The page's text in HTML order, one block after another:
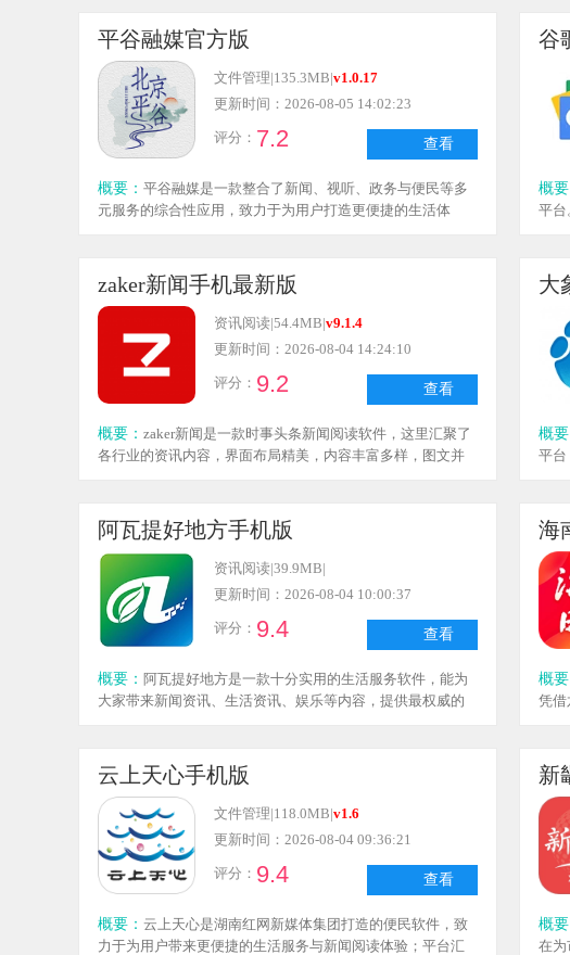
众日报体验一下吧。
于
平谷融媒官方版
查看
文件管理|135.3MB|v1.0.17
更新时间：2026-08-05 14:02:23
评分： 7.2
概要： 平谷融媒是一款整合了新闻、视听、政务与便民等多
元服务的综合性应用，致力于为用户打造更便捷的生活体
频等多种形式获取信息，直观清晰地了解感兴趣的内容，享
受贴心服务。此外，平台还提供了丰富的政务与生活服务功
能，让你足不出户就能完成事务查询与办理，轻松应对生活
琐事，提升生活幸福感。感兴趣的朋友，欢迎体验这款多媒
体新闻软件，开启更便捷的生活之旅！
谷
概要
平台
讯
zaker新闻手机最新版
查看
资讯阅读|54.4MB|v9.1.4
更新时间：2026-08-04 14:24:10
评分： 9.2
概要： zaker新闻是一款时事头条新闻阅读软件，这里汇聚了
各行业的资讯内容，界面布局精美，内容丰富多样，图文并
用哦。
大
概要
平台
字可
阿瓦提好地方手机版
查看
资讯阅读|39.9MB|
更新时间：2026-08-04 10:00:37
评分： 9.4
概要： 阿瓦提好地方是一款十分实用的生活服务软件，能为
大家带来新闻资讯、生活资讯、娱乐等内容，提供最权威的
海
概要
凭借
新闻
地的
云上天心手机版
查看
文件管理|118.0MB|v1.6
更新时间：2026-08-04 09:36:21
评分： 9.4
概要： 云上天心是湖南红网新媒体集团打造的便民软件，致
力于为用户带来更便捷的生活服务与新闻阅读体验；平台汇
新
概要
在为